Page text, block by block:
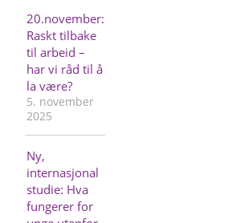
20.november:
Raskt tilbake
til arbeid –
har vi råd til å
la være?
5. november
2025
Ny,
internasjonal
studie: Hva
fungerer for